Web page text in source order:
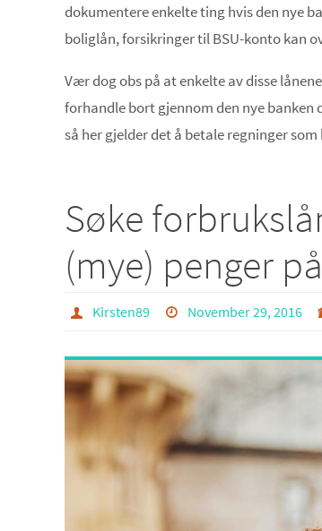
dokumentere enkelte ting hvis den nye
boliglån, forsikringer til BSU-konto kan
Vær dog obs på at enkelte av disse
forhandle bort gjennom den nye banken
så her gjelder det å betale regninger
Søke
(mye) penger på
Kirsten89 November 29, 2016